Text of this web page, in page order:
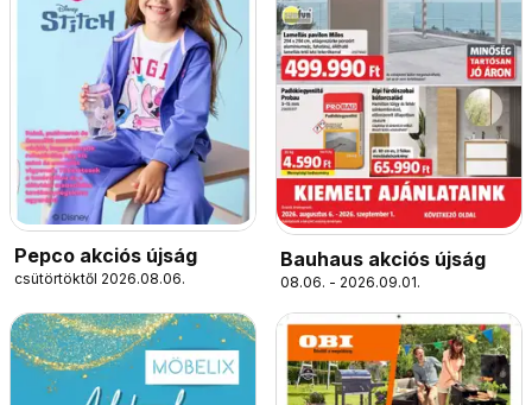
Pepco akciós újság
csütörtöktől 2026.08.06.
Bauhaus akciós újság
08.06. - 2026.09.01.